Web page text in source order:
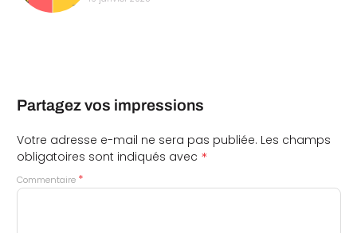
Partagez vos impressions
Votre adresse e-mail ne sera pas publiée. Les champs
obligatoires sont indiqués avec *
Commentaire *